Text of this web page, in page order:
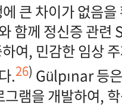
큰 차이가 없음
함께 정신증 관련
여, 민감한 임상
.26) Gülpınar 등
램을 개발하여,